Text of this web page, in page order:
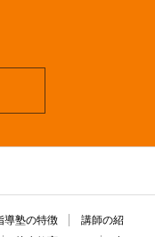
導塾の特徴
講師の紹